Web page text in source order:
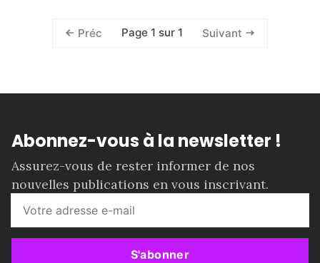
Préc Page 1 sur 1 Suivant
Abonnez-vous à la newsletter !
Assurez-vous de rester informer de nos
nouvelles publications en vous inscrivant.
S'abonner